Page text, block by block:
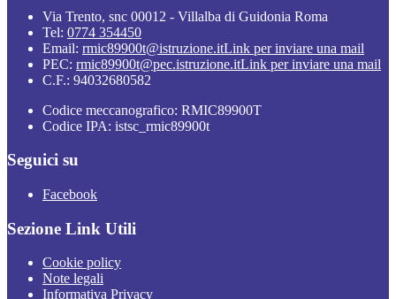
Via Trento, snc 00012 - Villalba di Guidonia Roma
Tel: 0774 354450
Email: rmic89900t@istruzione.itLink per inviare una mail
PEC: rmic89900t@pec.istruzione.itLink per inviare una mail
C.F.: 94032680582
Codice meccanografico: RMIC89900T
Codice IPA: istsc_rmic89900t
Seguici su
Facebook
Sezione Link Utili
Cookie policy
Note legali
Informativa Privacy